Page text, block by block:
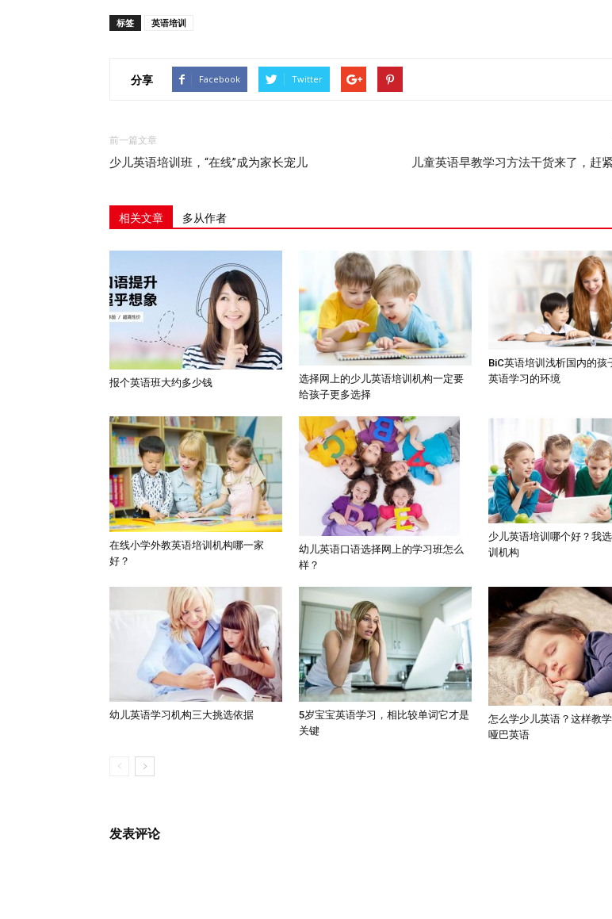
标签 英语培训
分享 Facebook Twitter
前一篇文章
少儿英语培训班，“在线”成为家长宠儿 儿童英语早教学习方法干货来了，赶
相关文章 多从作者
报个英语班大约多少钱
选择网上的少儿英语培训机构一定要
给孩子更多选择
BiC英语培训浅析国内的孩
英语学习的环境
在线小学外教英语培训机构哪一家
好？
幼儿英语口语选择网上的学习班怎么
样？
少儿英语培训哪个好？我
训机构
幼儿英语学习机构三大挑选依据
5岁宝宝英语学习，相比较单词它才是
关键
怎么学少儿英语？这样教
哑巴英语
发表评论